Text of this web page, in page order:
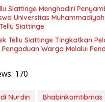
Siattinge Menghadiri
Universitas
Siattinge
Tellu Siattinge Tingkatkan
Warga Melalui
170
Nurdin Bhabinkamtibmas